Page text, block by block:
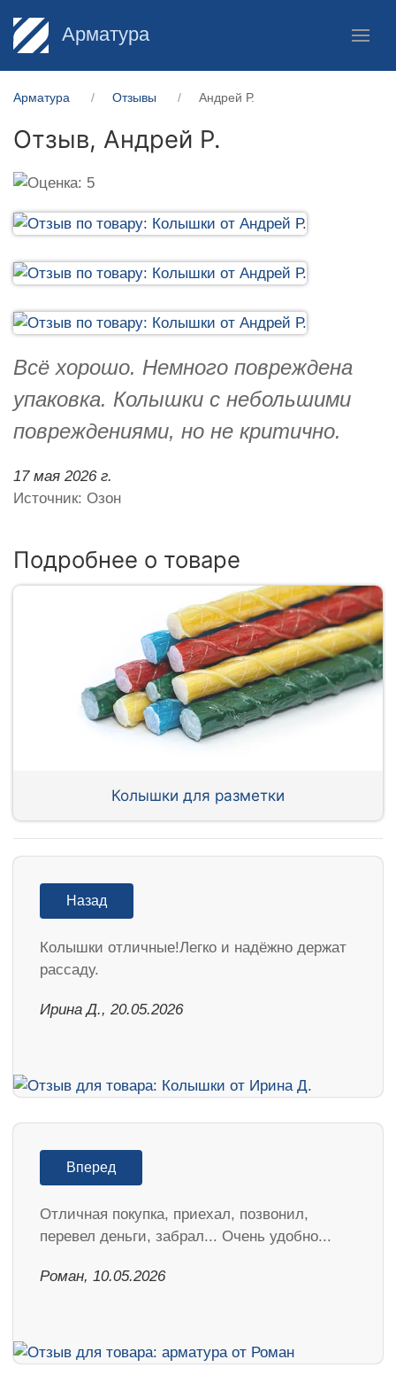
Арматура
Арматура Отзывы Андрей Р.
Отзыв, Андрей Р.
Всё хорошо. Немного повреждена
упаковка. Колышки с небольшими
повреждениями, но не критично.
17 мая 2026 г.
Источник: Озон
Подробнее о товаре
Колышки для разметки
Назад
Колышки отличные!Легко и надёжно держат
рассаду.
Ирина Д., 20.05.2026
Вперед
Отличная покупка, приехал, позвонил,
перевел деньги, забрал... Очень удобно...
Роман, 10.05.2026